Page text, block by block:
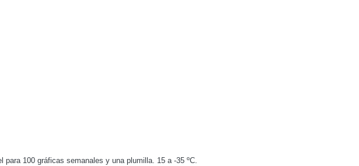
100 gráficas semanales y una plumilla. 15 a -35 ºC.